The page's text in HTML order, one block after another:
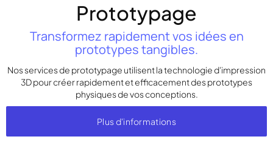
Prototypage
Transformez rapidement vos idées en
prototypes tangibles.
Nos services de prototypage utilisent la technologie d'impression
3D pour créer rapidement et efficacement des prototypes
physiques de vos conceptions.
Plus d'informations